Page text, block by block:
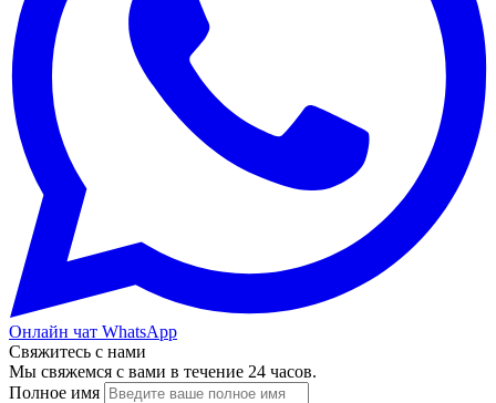
Онлайн чат WhatsApp
Свяжитесь с нами
Мы свяжемся с вами в течение 24 часов.
Полное имя